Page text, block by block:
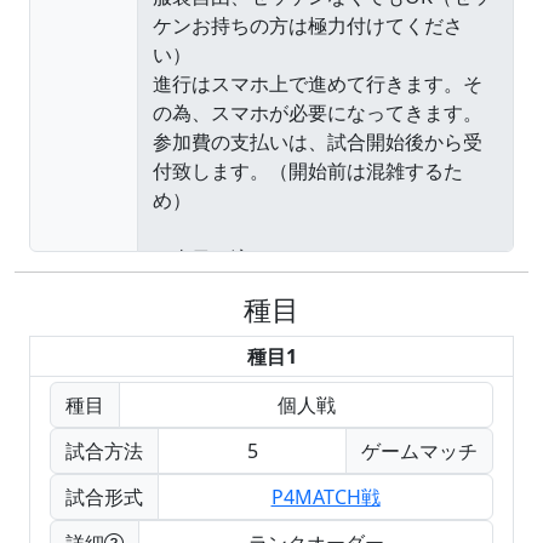
種目
種目1
種目
個人戦
試合方法
5
ゲームマッチ
試合形式
P4MATCH戦